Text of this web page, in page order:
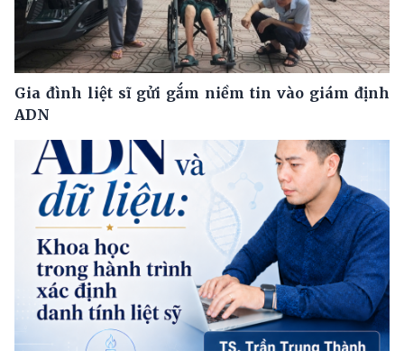
Gia đình liệt sĩ gửi gắm niềm tin vào giám định
ADN